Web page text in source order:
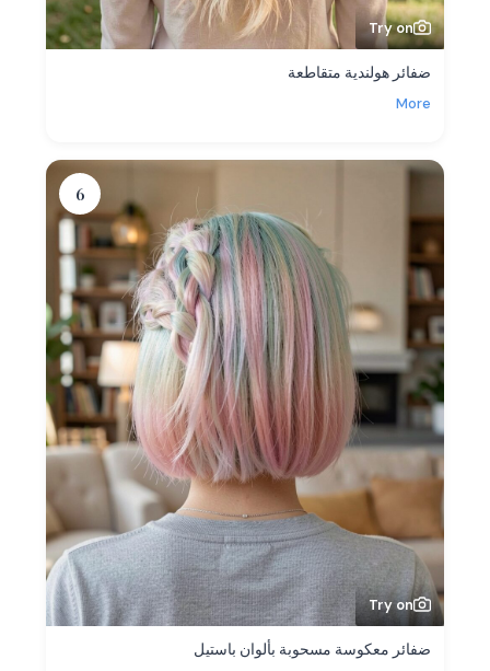
Try on
ضفائر هولندية متقاطعة
More
6
Try on
ضفائر معكوسة مسحوبة بألوان باستيل